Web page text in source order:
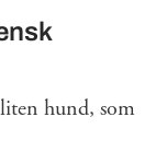
hund, som